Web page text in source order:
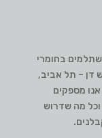
בחומרי
דן – תל אביב,
מספקים
מה שדרוש